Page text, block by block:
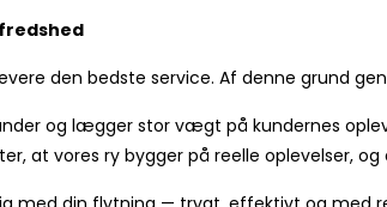
den bedste service. Af denne grund
og lægger stor vægt på kundernes
at vores ry bygger på reelle oplevelser,